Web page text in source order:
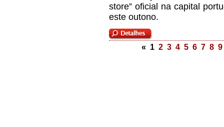
store” oficial na capital
este outono.
« 1 2 3 4 5 6 7 8 9